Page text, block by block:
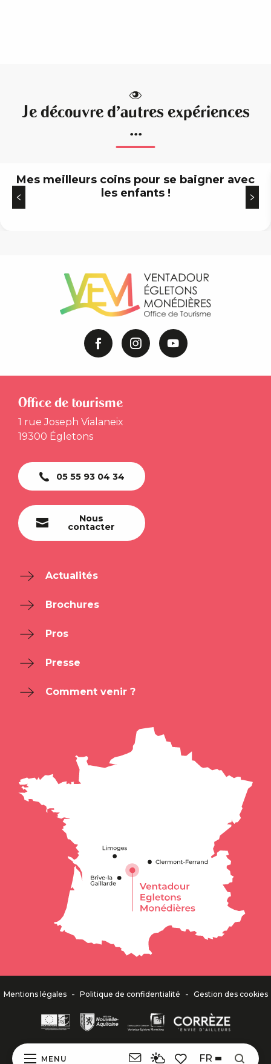
MENU FR
Je découvre d'autres expériences
...
Mes meilleurs coins pour se baigner avec
les enfants !
Office de tourisme
1 rue Joseph Vialaneix
19300 Égletons
05 55 93 04 34
Nous
contacter
Actualités
Brochures
Pros
Presse
Comment venir ?
Mentions légales - Politique de confidentialité - Gestion des cookies